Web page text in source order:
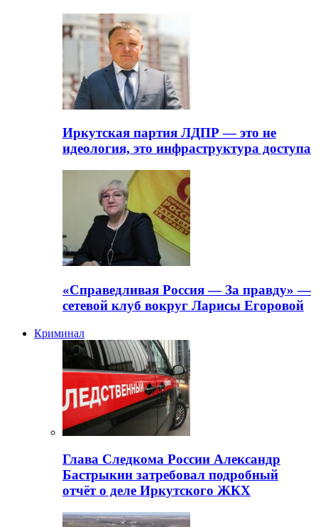
Иркутская партия ЛДПР — это не
идеология, это инфраструктура доступа
«Справедливая Россия — За правду» —
сетевой клуб вокруг Ларисы Егоровой
Криминал
Глава Следкома России Александр
Бастрыкин затребовал подробный
отчёт о деле Иркутского ЖКХ